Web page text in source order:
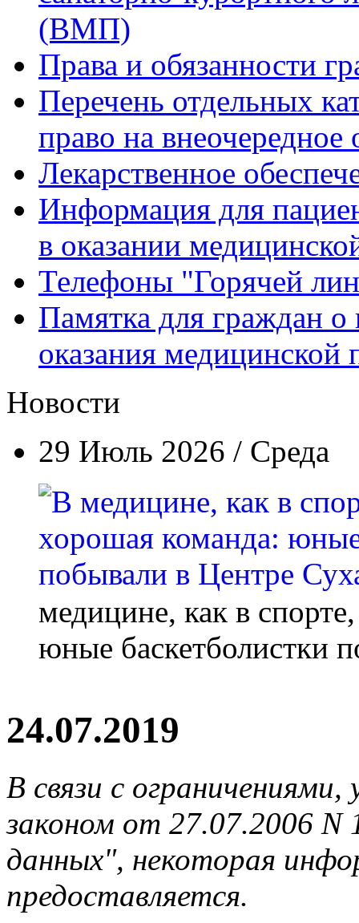
(ВМП)
Права и обязанности
Перечень отдельных
право на
Лекарственное
Информация для
в оказании
Телефоны "Горячей
Памятка для граждан о
оказания
Новости
29 Июль 2026 / Среда
медицине, как в
юные баскетболистки
24.07.2019
В связи с
законом от 27.07.2006
данных", некоторая
предоставляется.